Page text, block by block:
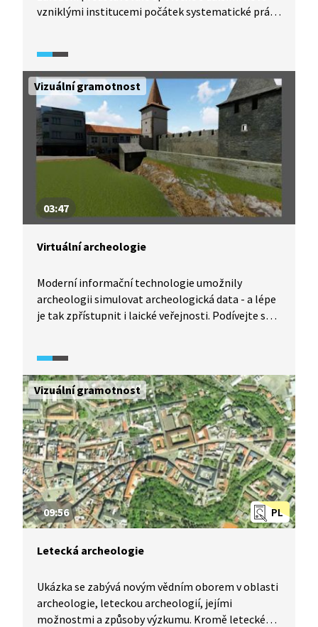
vzniklými institucemi počátek systematické práce
nově vzniklého československého národa. Je ale
třeba poznamenat, že už před tímto datem se
archeologií zabývaly muzeální instituce či vysoké
školy.
Vizuální gramotnost
03:47
Virtuální archeologie
Moderní informační technologie umožnily
archeologii simulovat archeologická data - a lépe
je tak zpřístupnit i laické veřejnosti. Podívejte se
Vizuální gramotnost
PL
09:56
Letecká archeologie
Ukázka se zabývá novým vědním oborem v oblasti
archeologie, leteckou archeologií, jejími
možnostmi a způsoby výzkumu. Kromě letecké